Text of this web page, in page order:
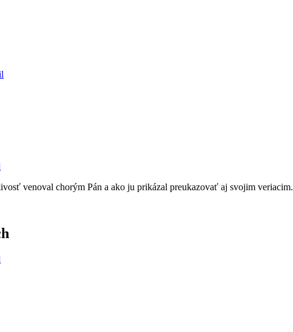
venoval chorým Pán a ako ju prikázal preukazovať aj svojim veriacim.